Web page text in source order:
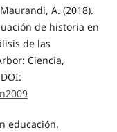
A. (2018).
de historia en
de las
Ciencia,
educación.